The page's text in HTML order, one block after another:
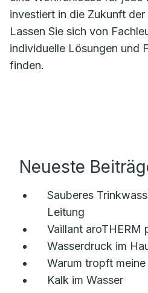
investiert in die Zukunft der
Lassen Sie sich von
individuelle Lösungen und
finden.
Neueste
Sauberes
Leitung
Vaillant aroTHERM
Wasserdruck im
Warum tropft
Kalk im Wasser